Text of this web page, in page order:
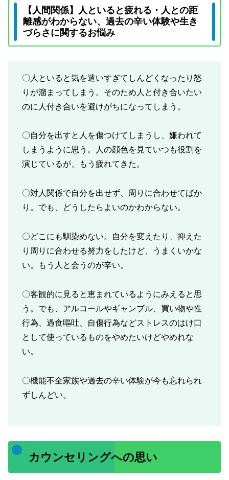
【人間関係】人といると疲れる・人との距
離感がわからない、過去の辛い体験や生き
づらさに関するお悩み
〇人といると気を遣いすぎてしんどくなったり怒
りが溜まってしまう。そのため人と付き合いたい
のに人付き合いを避けがちになってしまう。
〇自分を出すと人を傷つけてしまうし、嫌われて
しまうように思う。人の顔色を見ていつも役割を
演じているが、もう疲れてきた。
〇対人関係で自分を出せず、周りに合わせてばか
り。でも、どうしたらよいのかわからない。
〇どこにも馴染めない。自分を変えたり、抑えた
り周りに合わせる努力をしたけど、うまくいかな
い。もう人と会うのが辛い。
〇客観的に見ると恵まれているようにみえると思
う。でも、アルコールやギャンブル、買い物や性
行為、過食嘔吐、自傷行為などストレスのはけ口
として使っているものをやめたいけどやめれな
い。
〇機能不全家族や過去の辛い体験が今も忘れられ
ずしんどい。
カウンセリングへの思い